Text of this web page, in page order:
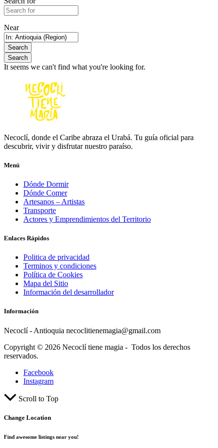
Near
Search
Search
It seems we can't find what you're looking for.
Necoclí, donde el Caribe abraza el Urabá. Tu guía oficial para
descubrir, vivir y disfrutar nuestro paraíso.
Menú
Dónde Dormir
Dónde Comer
Artesanos – Artistas
Transporte
Actores y Emprendimientos del Territorio
Enlaces Rápidos
Politica de privacidad
Terminos y condiciones
Política de Cookies
Mapa del Sitio
Información del desarrollador
Información
Necoclí - Antioquia necoclitienemagia@gmail.com
Copyright © 2026 Necoclí tiene magia - Todos los derechos
reservados.
Facebook
Instagram
Scroll to Top
Change Location
Find awesome listings near you!